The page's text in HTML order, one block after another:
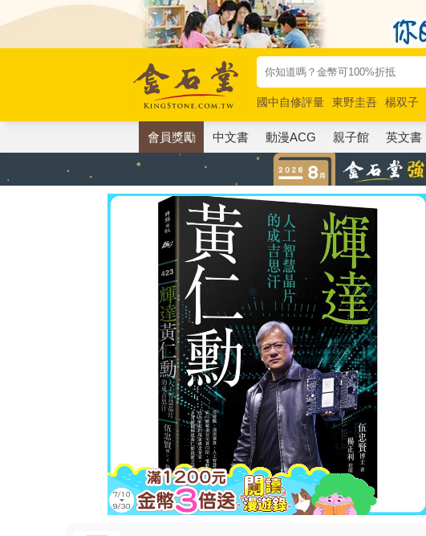
國中自修評量 東野圭吾 楊双子
唯紅花綻放
奧德賽 路邊攤新作
會員獎勵 中文書 動漫ACG 親子館 英文書